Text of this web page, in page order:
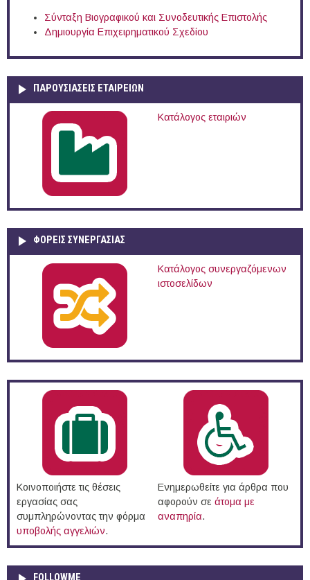
Σύνταξη Βιογραφικού και Συνοδευτικής Επιστολής
Δημιουργία Επιχειρηματικού Σχεδίου
ΠΑΡΟΥΣΙΆΣΕΙΣ ΕΤΑΙΡΕΙΏΝ
Κατάλογος εταιριών
ΦΟΡΕΙΣ ΣΥΝΕΡΓΑΣΙΑΣ
Κατάλογος συνεργαζόμενων
ιστοσελίδων
Κοινοποιήστε τις θέσεις
εργασίας σας
συμπληρώνοντας την φόρμα
υποβολής αγγελιών.
Ενημερωθείτε για άρθρα που
αφορούν σε άτομα με
αναπηρία.